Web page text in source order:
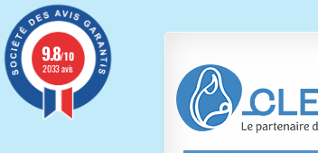
9.8/10
2033 avis